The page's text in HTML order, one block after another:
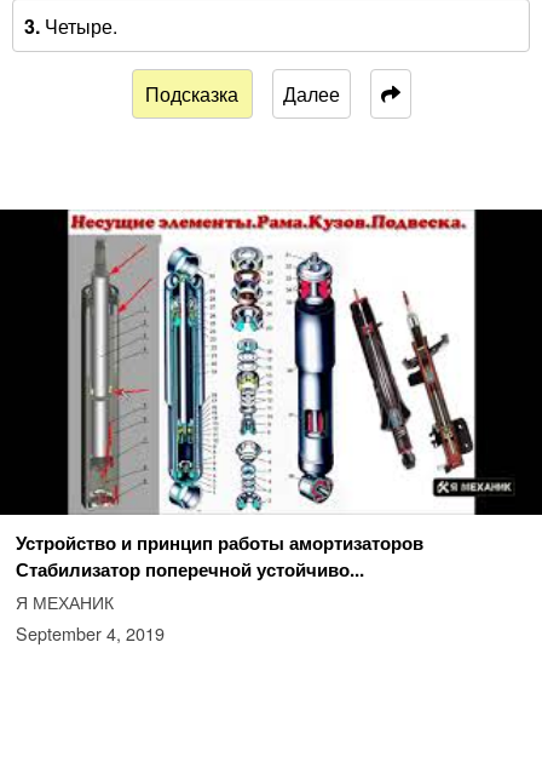
3.Четыре.
Подсказка Далее
Устройство и принцип работы амортизаторов
Стабилизатор поперечной устойчиво...
Я МЕХАНИК
September 4, 2019